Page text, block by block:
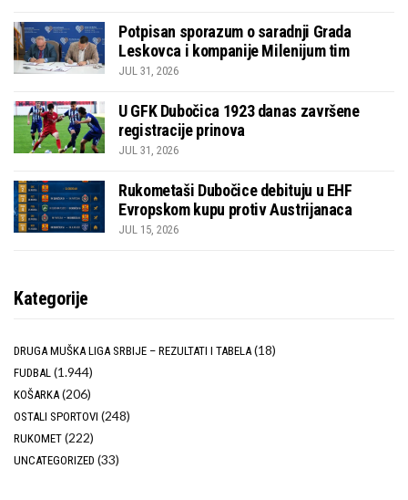
Potpisan sporazum o saradnji Grada
Leskovca i kompanije Milenijum tim
JUL 31, 2026
U GFK Dubočica 1923 danas završene
registracije prinova
JUL 31, 2026
Rukometaši Dubočice debituju u EHF
Evropskom kupu protiv Austrijanaca
JUL 15, 2026
Kategorije
DRUGA MUŠKA LIGA SRBIJE – REZULTATI I TABELA (18)
FUDBAL (1.944)
KOŠARKA (206)
OSTALI SPORTOVI (248)
RUKOMET (222)
UNCATEGORIZED (33)